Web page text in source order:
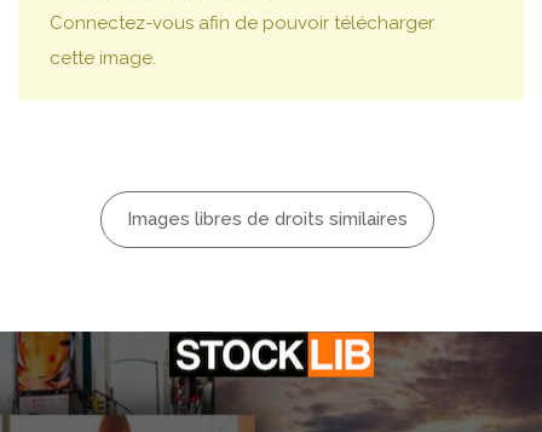
Connectez-vous afin de pouvoir télécharger
cette image.
Images libres de droits similaires